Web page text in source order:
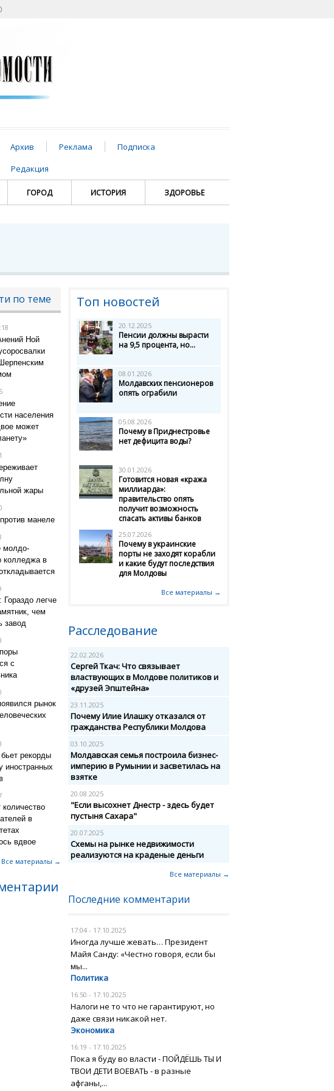
Архив Реклама
Подписка
Редакция
ГОРОД ИСТОРИЯ ЗДОРОВЬЕ
по теме
Ной
населения
может
жары
манеле
молдо-
колледжа в
легче
чем
завод
с
рынок
рекорды
иностранных
в
вдвое
Все материалы →
Топ новостей
20.12.2025
Пенсии должны вырасти
на 9,5 процента, но...
08.01.2026
Молдавских пенсионеров
опять ограбили
05.08.2026
Почему в Приднестровье
нет дефицита воды?
30.01.2026
Готовится новая «кража
миллиарда»:
правительство опять
получит возможность
спасать активы банков
25.07.2026
Почему в украинские
порты не заходят корабли
и какие будут последствия
для Молдовы
Все материалы →
Расследование
22.02.2026
Сергей Ткач: Что связывает
властвующих в Молдове политиков и
«друзей Эпштейна»
23.11.2025
Почему Илие Илашку отказался от
гражданства Республики Молдова
03.10.2025
Молдавская семья построила бизнес-
империю в Румынии и засветилась на
взятке
20.08.2025
"Если высохнет Днестр - здесь будет
пустыня Сахара"
20.07.2025
Схемы на рынке недвижимости
реализуются на краденые деньги
Все материалы →
Последние комментарии
17:04 - 17.10.2025
Иногда лучше жевать… Президент
Майя Санду: «Честно говоря, если бы
мы...
Политика
16:50 - 17.10.2025
Налоги не то что не гарантируют, но
даже связи никакой нет.
Экономика
16:19 - 17.10.2025
Пока я буду во власти - ПОЙДЁШЬ ТЫ И
ТВОИ ДЕТИ ВОЕВАТЬ - в разные
афганы,...